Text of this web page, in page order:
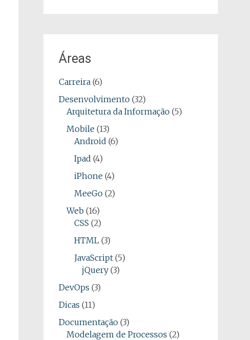
Áreas
Carreira(6)
Desenvolvimento(32)
Arquitetura da Informação(5)
Mobile (13)
Android (6)
Ipad (4)
iPhone (4)
MeeGo(2)
Web (16)
CSS (2)
HTML(3)
JavaScript(5)
jQuery(3)
DevOps (3)
Dicas (11)
Documentação(3)
Modelagem de Processos (2)